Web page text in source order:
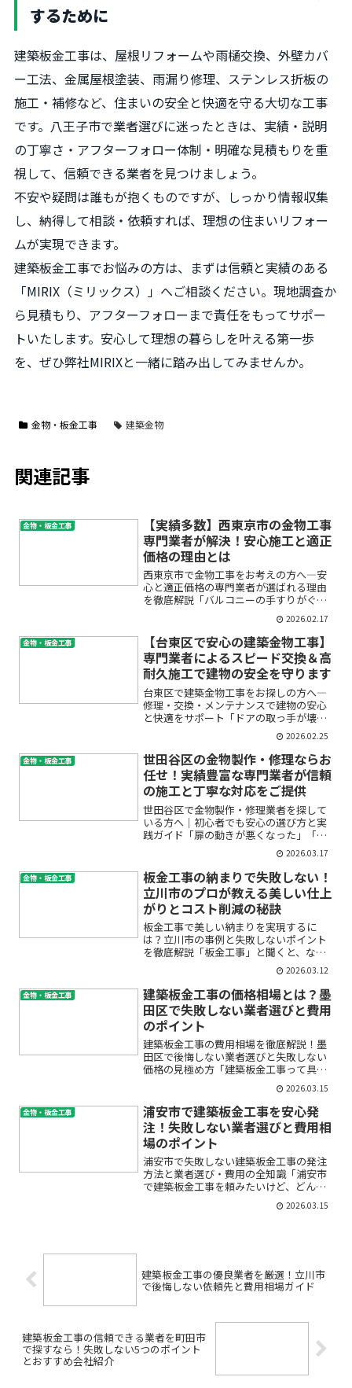
するために
建築板金工事は、屋根リフォームや雨樋交換、外壁カバ
ー工法、金属屋根塗装、雨漏り修理、ステンレス折板の
施工・補修など、住まいの安全と快適を守る大切な工事
です。八王子市で業者選びに迷ったときは、実績・説明
の丁寧さ・アフターフォロー体制・明確な見積もりを重
視して、信頼できる業者を見つけましょう。
不安や疑問は誰もが抱くものですが、しっかり情報収集
し、納得して相談・依頼すれば、理想の住まいリフォー
ムが実現できます。
建築板金工事でお悩みの方は、まずは信頼と実績のある
「MIRIX（ミリックス）」へご相談ください。現地調査か
ら見積もり、アフターフォローまで責任をもってサポー
トいたします。安心して理想の暮らしを叶える第一歩
を、ぜひ弊社MIRIXと一緒に踏み出してみませんか。
金物・板金工事 建築金物
関連記事
金物・板金工事
【実績多数】西東京市の金物工事
専門業者が解決！安心施工と適正
価格の理由とは
西東京市で金物工事をお考えの方へ―安
心と適正価格の専門業者が選ばれる理由
を徹底解説「バルコニーの手すりがぐら
ついていて心配」「門扉の開閉がスムー
ズじゃない」「地震対策として耐震金物
の施工をしたい」―そんなお悩みはあり
ませんか？金物工事は、住...
2026.02.17
金物・板金工事
【台東区で安心の建築金物工事】
専門業者によるスピード交換＆高
耐久施工で建物の安全を守ります
台東区で建築金物工事をお探しの方へ―
修理・交換・メンテナンスで建物の安心
と快適をサポート「ドアの取っ手が壊れ
てしまった」「サッシ金物の動きが悪
い」「古い建具の金物がグラグラして不
安」――こんなお悩みはありませんか？建築
金物は、私たちの日常生...
2026.02.25
金物・板金工事
世田谷区の金物製作・修理ならお
任せ！実績豊富な専門業者が信頼
の施工と丁寧な対応をご提供
世田谷区で金物製作・修理業者を探して
いる方へ｜初心者でも安心の選び方と実
践ガイド「扉の動きが悪くなった」「門
扉の取り付けを頼みたいけど、どこに相
談すればいいの？」といった金物のお悩
みは、突然やってくるものです。特に世
田谷区のような住宅密集地...
2026.03.17
金物・板金工事
板金工事の納まりで失敗しない！
立川市のプロが教える美しい仕上
がりとコスト削減の秘訣
板金工事で美しい納まりを実現するに
は？立川市の事例と失敗しないポイント
を徹底解説「板金工事」と聞くと、なん
だか難しそう…と感じる方も多いのでは
ないでしょうか。特に戸建てやマンショ
ン、店舗のリフォームを考えていると、
「納まりが悪いと雨漏りしや...
2026.03.12
金物・板金工事
建築板金工事の価格相場とは？墨
田区で失敗しない業者選びと費用
のポイント
建築板金工事の費用相場を徹底解説！墨
田区で後悔しない業者選びと失敗しない
価格の見極め方「建築板金工事って具体
的にいくらかかるの？」「墨田区で信頼
できる板金業者はどう選べば良いの？」
──そんな不安や疑問をお持ちではあり
ませんか。初めての屋根や...
2026.03.15
金物・板金工事
浦安市で建築板金工事を安心発
注！失敗しない業者選びと費用相
場のポイント
浦安市で失敗しない建築板金工事の発注
方法と業者選び・費用の全知識「浦安市
で建築板金工事を頼みたいけど、どんな
業者に頼めば安心？」「費用相場や見積
りのチェックポイントを知りたい…」
2026.03.15
建築板金工事の優良業者を厳選！立川市
で後悔しない依頼先と費用相場ガイド
建築板金工事の信頼できる業者を町田市
で探すなら！失敗しない5つのポイント
とおすすめ会社紹介